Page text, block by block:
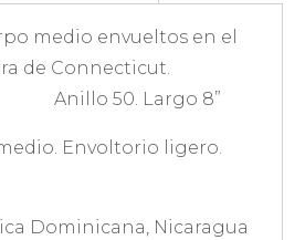
medio envueltos en el
de Connecticut.
Anillo 50. Largo 8”
Envoltorio ligero.
Dominicana, Nicaragua